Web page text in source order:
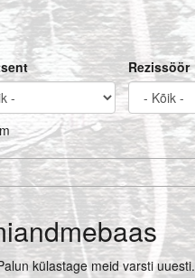
Rezissöör
külastage meid varsti uuesti.